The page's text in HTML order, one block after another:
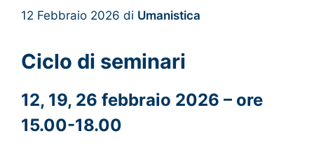
12 Febbraio 2026 di Umanistica
Ciclo di seminari
12, 19, 26 febbraio 2026 – ore
15.00-18.00